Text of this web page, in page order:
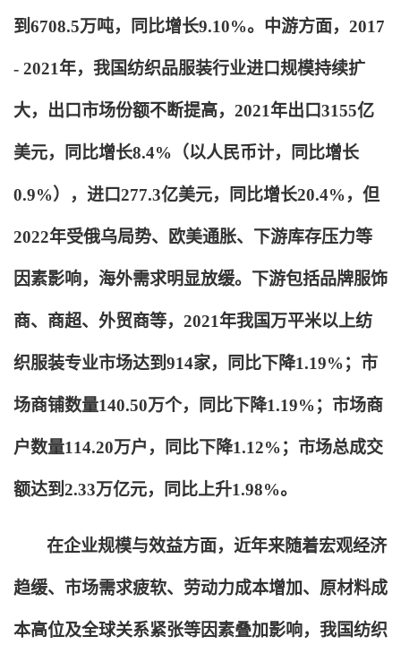
到6708.5万吨，同比增长9.10%。中游方面，2017
- 2021年，我国纺织品服装行业进口规模持续扩
大，出口市场份额不断提高，2021年出口3155亿
美元，同比增长8.4%（以人民币计，同比增长
0.9%），进口277.3亿美元，同比增长20.4%，但
2022年受俄乌局势、欧美通胀、下游库存压力等
因素影响，海外需求明显放缓。下游包括品牌服饰
商、商超、外贸商等，2021年我国万平米以上纺
织服装专业市场达到914家，同比下降1.19%；市
场商铺数量140.50万个，同比下降1.19%；市场商
户数量114.20万户，同比下降1.12%；市场总成交
额达到2.33万亿元，同比上升1.98%。
在企业规模与效益方面，近年来随着宏观经济
趋缓、市场需求疲软、劳动力成本增加、原材料成
本高位及全球关系紧张等因素叠加影响，我国纺织